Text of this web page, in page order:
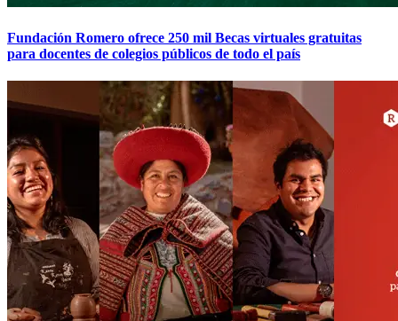
Fundación Romero ofrece 250 mil Becas virtuales gratuitas
para docentes de colegios públicos de todo el país